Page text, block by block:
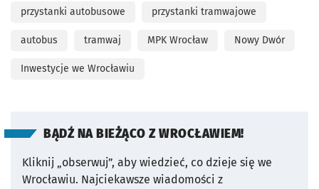
przystanki autobusowe przystanki tramwajowe
autobus tramwaj MPK Wrocław Nowy Dwór
Inwestycje we Wrocławiu
BĄDŹ NA BIEŻĄCO Z WROCŁAWIEM!
Kliknij „obserwuj”, aby wiedzieć, co dzieje się we
Wrocławiu. Najciekawsze wiadomości z